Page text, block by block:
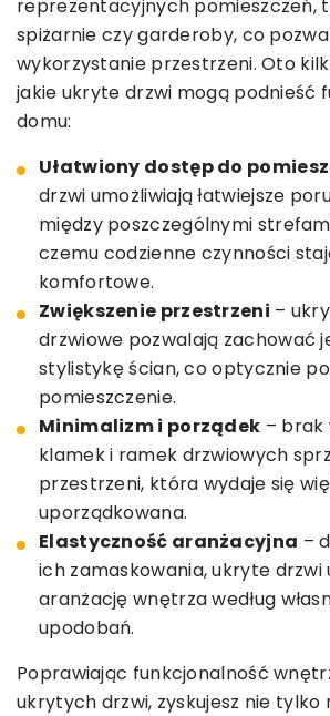
reprezentacyjnych pomieszczeń,
spiżarnie czy garderoby, co
wykorzystanie przestrzeni. Oto
jakie ukryte drzwi mogą podnieść
domu:
Ułatwiony dostęp do
drzwi umożliwiają łatwiejsze
między poszczególnymi
czemu codzienne czynności
komfortowe.
Zwiększenie przestrzeni –
drzwiowe pozwalają zachować
stylistykę ścian, co optycznie
pomieszczenie.
Minimalizm i porządek – brak
klamek i ramek drzwiowych
przestrzeni, która wydaje się
uporządkowana.
Elastyczność aranżacyjna –
ich zamaskowania, ukryte drzwi
aranżację wnętrza według
upodobań.
Poprawiając funkcjonalność
ukrytych drzwi, zyskujesz nie tylko